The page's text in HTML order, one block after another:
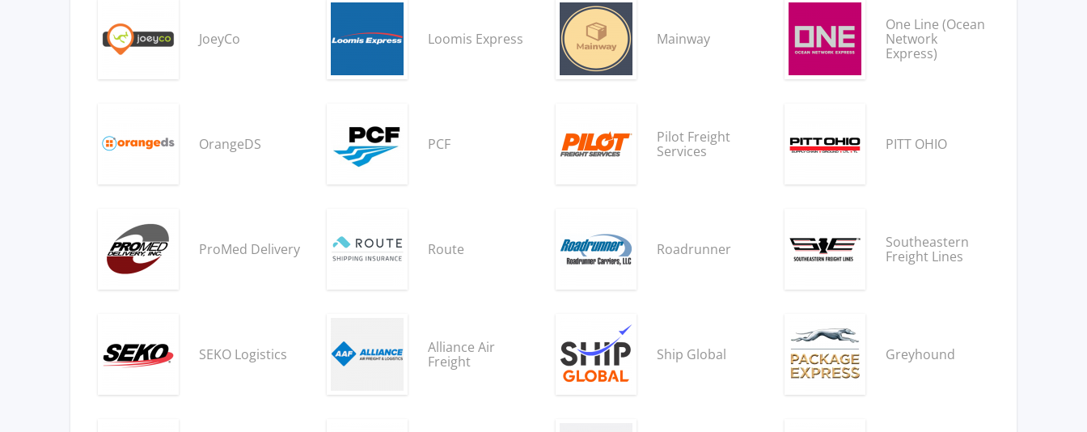
JoeyCo Loomis Express Mainway
One Line (Ocean
Network
Express)
OrangeDS PCF
Pilot Freight
Services
PITT OHIO
ProMed Delivery Route Roadrunner
Southeastern
Freight Lines
SEKO Logistics
Alliance Air
Freight
Ship Global Greyhound